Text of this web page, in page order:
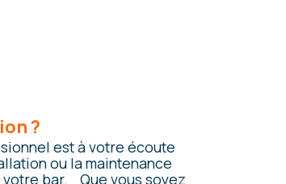
?
est à votre écoute
ou la maintenance
bar. Que vous soyez